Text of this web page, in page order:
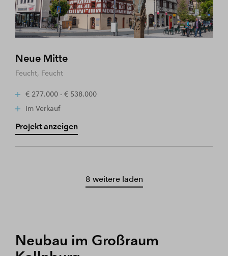
Neue Mitte
Feucht, Feucht
€ 277.000 - € 538.000
Im Verkauf
Projekt anzeigen
8 weitere laden
Neubau im Großraum